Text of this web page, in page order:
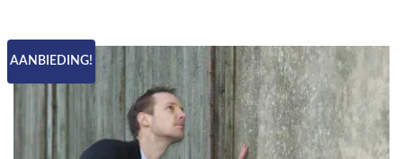
AANBIEDING!